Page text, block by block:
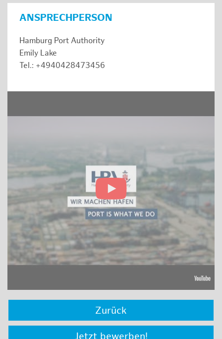
ANSPRECHPERSON
Hamburg Port Authority
Emily Lake
Tel.: +4940428473456
Zurück
Jetzt bewerben!